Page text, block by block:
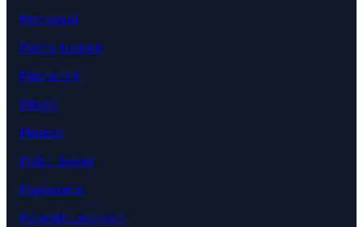
Petroșani
Piatra Neamț
Piatra-Olt
Pitești
Ploiești
Podu Iloaiei
Pogoanele
Popești-Leordeni